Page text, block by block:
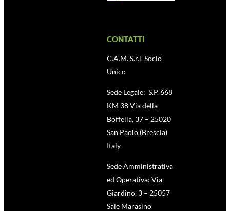
CONTATTI
C.A.M. S.r.l. Socio
Unico
Sede Legale: S.P. 668
KM 38 Via della
Boffella, 37 – 25020
San Paolo (Brescia)
Italy
Sede Amministrativa
ed Operativa: Via
Giardino, 3 – 25057
Sale Marasino